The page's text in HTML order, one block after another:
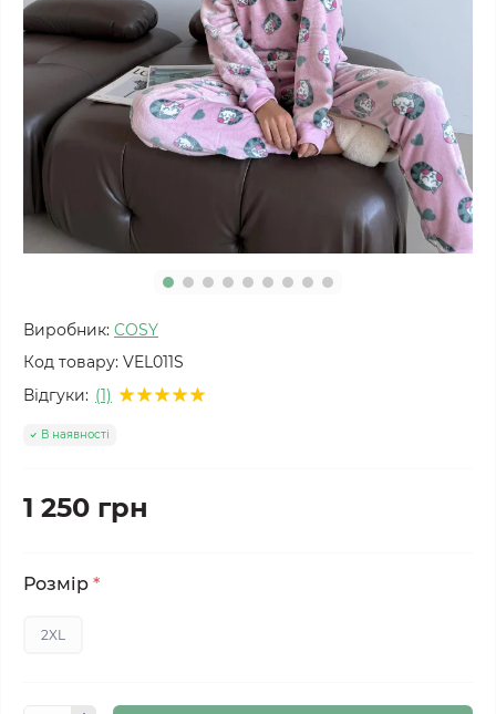
Виробник: COSY
Код товару: VEL011S
Відгуки: (1)
В наявності
1 250 грн
Розмір *
2XL